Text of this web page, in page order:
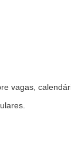
vagas,